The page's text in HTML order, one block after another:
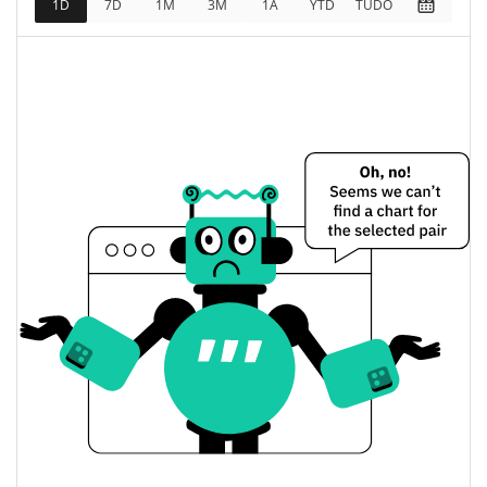
Limite de mercado
2.26%
$0.000032687627
Abertura / Fecho de
Ontem
$0.000032687627 /
$0.000032669323
A mudança de ontem
Volume de ontem $295.98378
Histórico do preço do TheSpaceShibaInu
7 dias Baixa / 7 dias Alta
$0.000025976526 /
1D 7D 1M 3M 1A YTD TUDO